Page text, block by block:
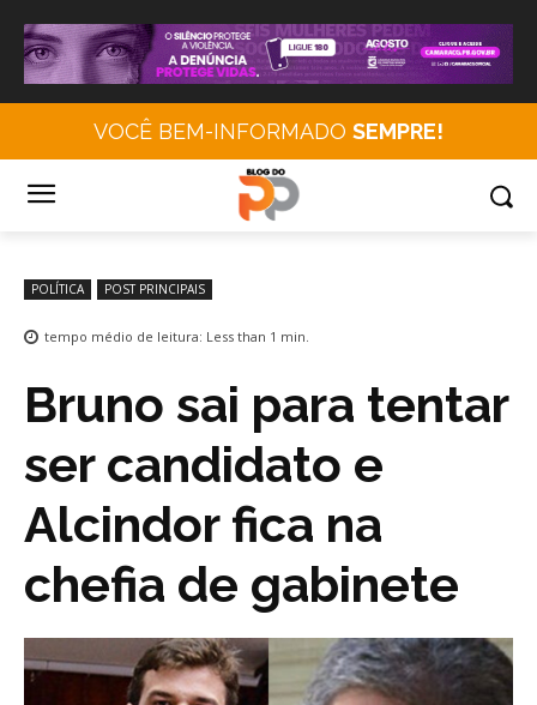
VOCÊ BEM-INFORMADO SEMPRE!
POLÍTICA POST PRINCIPAIS
tempo médio de leitura: Less than 1 min.
Bruno sai para tentar
ser candidato e
Alcindor fica na
chefia de gabinete